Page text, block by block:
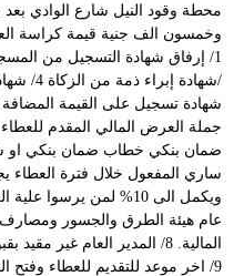
وخمسون الف جنية قيمة كراسة
جملة العرض المالي المقدم
ضمان بنكي خطاب ضمان بنكي او
ساري المفعول خلال فترة العطاء
ويكمل الى 10% لمن
المالية. 8/ المدير العام غير
9/ اخر موعد للتقديم للعطاء